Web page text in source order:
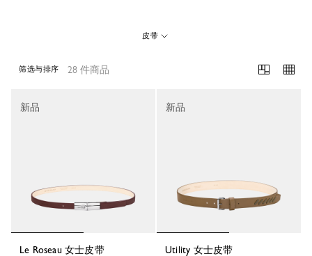
皮带
28 件商品
筛选与排序
Le Roseau 女士皮带
新品
Utility 女士皮带
新品